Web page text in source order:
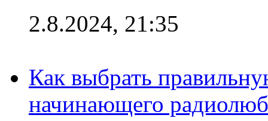
2.8.2024, 21:35
Как выбрать
начинающего